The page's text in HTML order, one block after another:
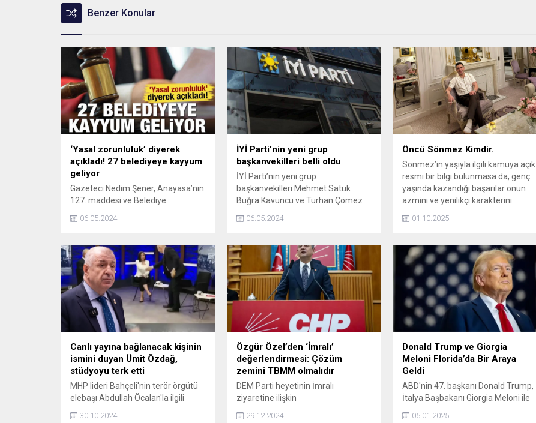
Benzer Konular
‘Yasal zorunluluk’ diyerek
açıkladı! 27 belediyeye kayyum
geliyor
Gazeteci Nedim Şener, Anayasa’nın
127. maddesi ve Belediye
hatırlatarak DEM Partili 27
yapıldığını söyledi.
06.05.2024
İYİ Parti’nin yeni grup
başkanvekilleri belli oldu
İYİ Parti’nin yeni grup
başkanvekilleri Mehmet Satuk
Buğra Kavuncu ve Turhan Çömez
06.05.2024
Öncü Sönmez Kimdir.
Sönmez’in yaşıyla ilgili kamuya açık
resmi bir bilgi bulunmasa da, genç
yaşında kazandığı başarılar onun
azmini ve yenilikçi karakterini
01.10.2025
Canlı yayına bağlanacak kişinin
ismini duyan Ümit Özdağ,
stüdyoyu terk etti
MHP lideri Bahçeli'nin terör örgütü
elebaşı Abdullah Öcalan'la ilgili
30.10.2024
Özgür Özel’den ‘İmralı’
değerlendirmesi: Çözüm
zemini TBMM olmalıdır
DEM Parti heyetinin İmralı
ziyaretine ilişkin
29.12.2024
Donald Trump ve Giorgia
Meloni Florida’da Bir Araya
Geldi
ABD'nin 47. başkanı Donald Trump,
İtalya Başbakanı Giorgia Meloni ile
05.01.2025